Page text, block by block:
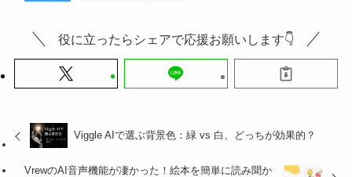
役に立ったらシェアで応援お願いします👇
Viggle AIで選ぶ背景色：緑 vs 白、どっちが効果的？
VrewのAI音声機能が凄かった！絵本を簡単に読み聞か